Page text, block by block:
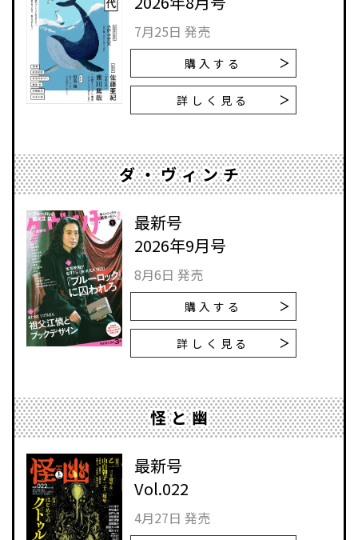
7月25日 発売
購入する
詳しく見る
ダ・ヴィンチ
最新号
2026年9月号
8月6日 発売
購入する
詳しく見る
怪と幽
最新号
Vol.022
4月27日 発売